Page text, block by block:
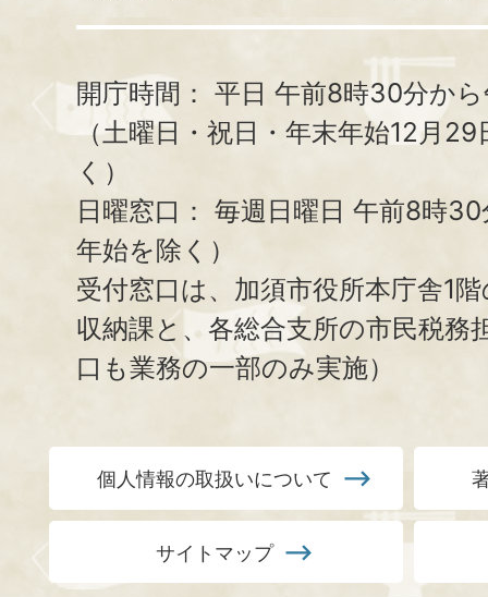
開庁時間： 平日 午前8時30分か
（土曜日・祝日・年末年始12月
く）
日曜窓口： 毎週日曜日 午前8時
年始を除く）
受付窓口は、加須市役所本庁舎1
収納課と、 各総合支所の市民税務
口も業務の一部のみ実施）
個人情報の取扱いについて
サイトマップ